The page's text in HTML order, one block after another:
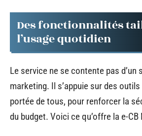
Des fonctionnalités
l’usage quotidien
Le service ne se contente pas d’un
marketing. Il s’appuie sur des
portée de tous, pour renforcer la
du budget. Voici ce qu’offre la e-CB